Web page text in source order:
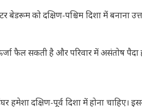
को दक्षिण-पश्चिम दिशा में बनाना
फैल सकती है और परिवार में असंतोष पैदा
हमेशा दक्षिण-पूर्व दिशा में होना चाहिए।